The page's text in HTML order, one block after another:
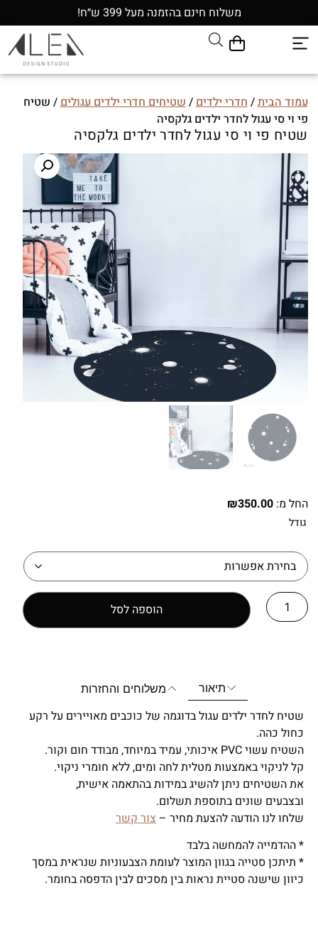
משלוח חינם בהזמנה מעל 399 ש״ח!
עמוד הבית/חדרי ילדים/שטיחים חדרי ילדים עגולים/ שטיח
פי וי סי עגול לחדר ילדים גלקסיה
שטיח פי וי סי עגול לחדר ילדים גלקסיה
החל מ: ₪350.00
גודל
הוספה לסל
תיאור משלוחים והחזרות
שטיח לחדר ילדים עגול בדוגמה של כוכבים מאויירים על רקע
כחול כהה.
השטיח עשוי PVC איכותי, עמיד במיוחד, מבודד חום וקור.
קל לניקוי באמצעות מטלית לחה ומים, ללא חומרי ניקוי.
את השטיחים ניתן להשיג במידות בהתאמה אישית,
ובצבעים שונים בתוספת תשלום.
שלחו לנו הודעה להצעת מחיר – צור קשר
* ההדמייה להמחשה בלבד
* תיתכן סטייה בגוון המוצר לעומת הצבעוניות שנראית במסך
כיוון שישנה סטיית נראות בין מסכים לבין הדפסה בחומר.